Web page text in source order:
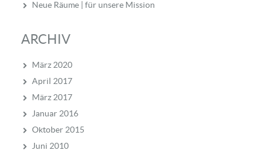
Neue Räume | für unsere Mission
ARCHIV
März 2020
April 2017
März 2017
Januar 2016
Oktober 2015
Juni 2010